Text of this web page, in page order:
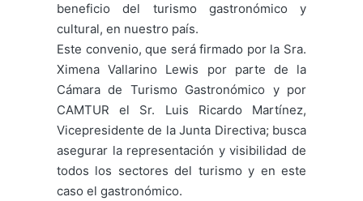
beneficio del turismo gastronómico y
cultural, en nuestro país.
Este convenio, que será firmado por la Sra.
Ximena Vallarino Lewis por parte de la
Cámara de Turismo Gastronómico y por
CAMTUR el Sr. Luis Ricardo Martínez,
Vicepresidente de la Junta Directiva; busca
asegurar la representación y visibilidad de
todos los sectores del turismo y en este
caso el gastronómico.